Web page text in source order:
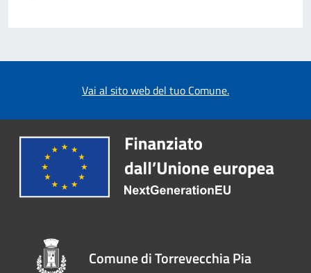
Vai al sito web del tuo Comune.
Comune di Torrevecchia Pia